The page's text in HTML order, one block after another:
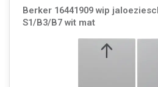
Berker 16441909 wip
S1/B3/B7 wit mat